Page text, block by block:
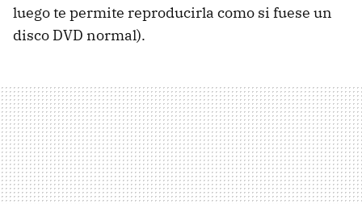
luego te permite reproducirla como si fuese un
disco DVD normal).